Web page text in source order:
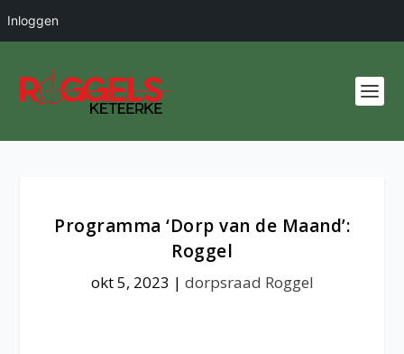
Inloggen
Programma ‘Dorp van de Maand’:
Roggel
okt 5, 2023 | dorpsraad Roggel